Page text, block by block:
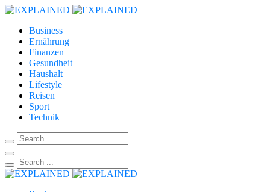
Business
Ernährung
Finanzen
Gesundheit
Haushalt
Lifestyle
Reisen
Sport
Technik